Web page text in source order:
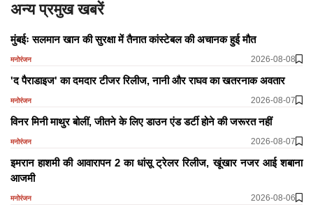
अन्य प्रमुख खबरें
मुंबईः सलमान खान की सुरक्षा में तैनात कांस्टेबल की अचानक हुई मौत
मनोरंजन 2026-08-08
'द पैराडाइज' का दमदार टीजर रिलीज, नानी और राघव का खतरनाक अवतार
मनोरंजन 2026-08-07
विनर मिनी माथुर बोलीं, जीतने के लिए डाउन एंड डर्टी होने की जरूरत नहीं
मनोरंजन 2026-08-07
इमरान हाशमी की आवारापन 2 का धांसू ट्रेलर रिलीज, खूंखार नजर आई शबाना
आजमी
मनोरंजन 2026-08-06